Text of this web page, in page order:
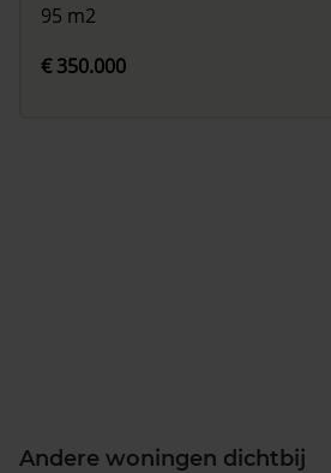
95 m2
€ 350.000
Andere woningen dichtbij